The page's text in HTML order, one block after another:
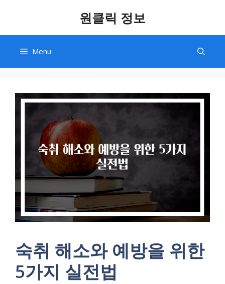
content
원클릭 정보
Menu
숙취 해소와 예방을 위한
5가지 실전법